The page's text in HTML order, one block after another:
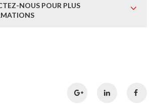
NOUS POUR PLUS